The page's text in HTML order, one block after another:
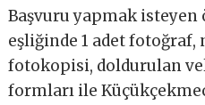
Başvuru yapmak
eşliğinde 1 adet fotoğraf,
fotokopisi, doldurulan
formları ile